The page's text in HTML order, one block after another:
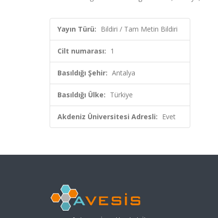
Yayın Türü: Bildiri / Tam Metin Bildiri
Cilt numarası: 1
Basıldığı Şehir: Antalya
Basıldığı Ülke: Türkiye
Akdeniz Üniversitesi Adresli: Evet